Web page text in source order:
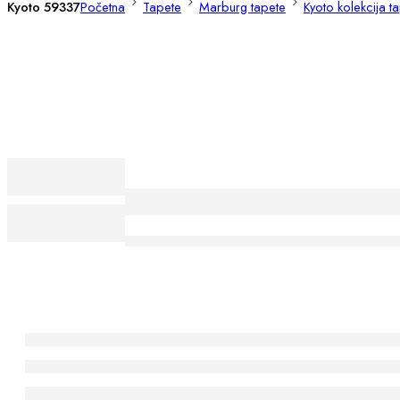
Kyoto 59337Početna Tapete Marburg tapete Kyoto kolekcija